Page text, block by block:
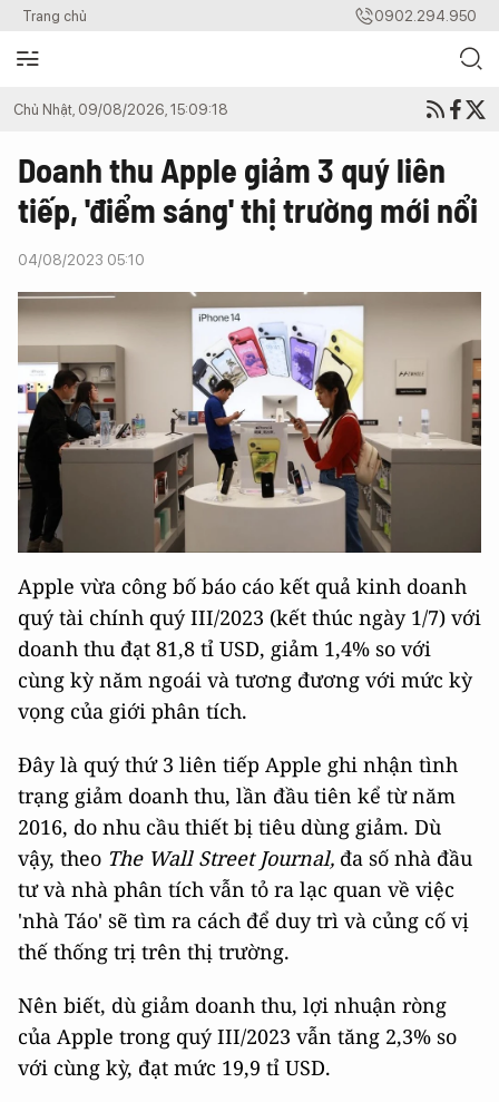
Trang chủ 0902.294.950
Chủ Nhật, 09/08/2026, 15:09:18
Doanh thu Apple giảm 3 quý liên
tiếp, 'điểm sáng' thị trường mới nổi
04/08/2023 05:10
Apple vừa công bố báo cáo kết quả kinh doanh
quý tài chính quý III/2023 (kết thúc ngày 1/7) với
doanh thu đạt 81,8 tỉ USD, giảm 1,4% so với
cùng kỳ năm ngoái và tương đương với mức kỳ
vọng của giới phân tích.
Đây là quý thứ 3 liên tiếp Apple ghi nhận tình
trạng giảm doanh thu, lần đầu tiên kể từ năm
2016, do nhu cầu thiết bị tiêu dùng giảm. Dù
vậy, theo The Wall Street Journal, đa số nhà đầu
tư và nhà phân tích vẫn tỏ ra lạc quan về việc
'nhà Táo' sẽ tìm ra cách để duy trì và củng cố vị
thế thống trị trên thị trường.
Nên biết, dù giảm doanh thu, lợi nhuận ròng
của Apple trong quý III/2023 vẫn tăng 2,3% so
với cùng kỳ, đạt mức 19,9 tỉ USD.